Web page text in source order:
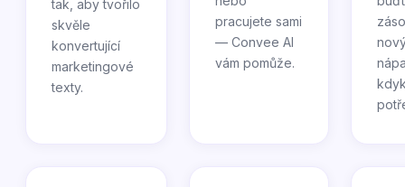
tak, aby tvořilo
skvěle
konvertující
marketingové
texty.
pracujete sami
— Convee AI
vám pomůže.